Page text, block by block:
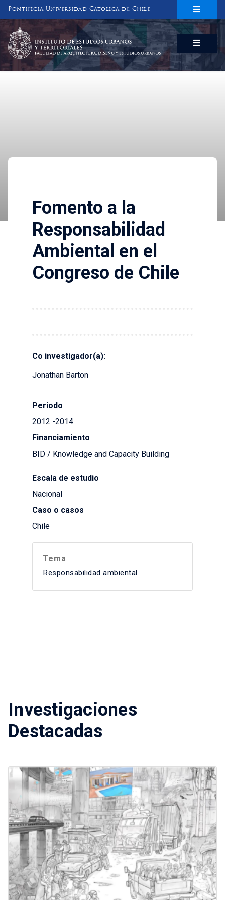
Pontificia Universidad Católica de Chile
INSTITUTO DE ESTUDIOS URBANOS
Y TERRITORIALES
Fomento a la
Responsabilidad
Ambiental en el
Congreso de Chile
Co investigador(a):
Jonathan Barton
Periodo
2012 -2014
Financiamiento
BID / Knowledge and Capacity Building
Escala de estudio
Nacional
Caso o casos
Chile
Tema
Responsabilidad ambiental
Investigaciones
Destacadas